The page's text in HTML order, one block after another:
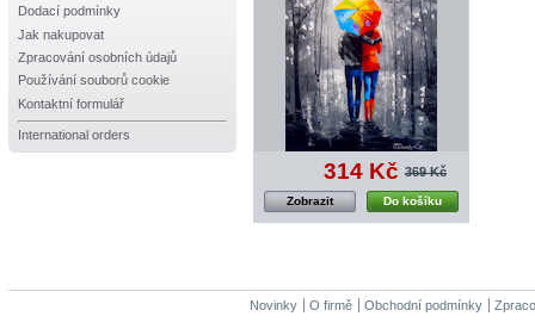
Dodací podmínky
Jak nakupovat
Zpracování osobních údajů
Používání souborů cookie
Kontaktní formulář
International orders
314 Kč 369 Kč
Do košíku
Zobrazit
Novinky O firmě Obchodní podmínky